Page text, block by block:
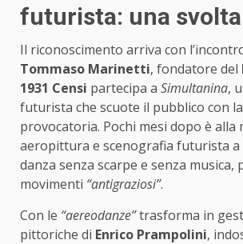
futurista: una
Il riconoscimento arriva con
Tommaso Marinetti, fondatore del
1931 Censi partecipa a Simultanina,
futurista che scuote il pubblico con
provocatoria. Pochi mesi dopo è alla
aeropittura e scenografia futurista a
danza senza scarpe e senza musica,
movimenti “antigraziosi”.
Con le “aereodanze”trasforma in
pittoriche di Enrico Prampolini,